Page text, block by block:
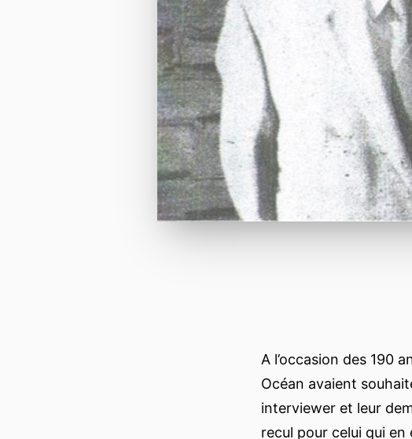
A l’occasion des 190
Océan avaient
interviewer et leur
recul pour celui qui